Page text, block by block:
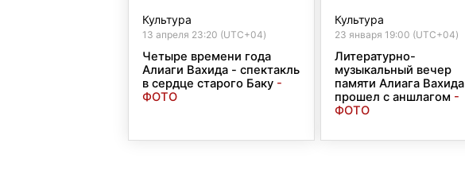
Культура
13 апреля 23:20 (UTC+04)
Четыре времени года
Алиаги Вахида - спектакль
в сердце старого Баку -
ФОТО
Культура
23 января 19:00 (UTC+04)
Литературно-
музыкальный вечер
памяти Алиага Вахида
прошел с аншлагом -
ФОТО